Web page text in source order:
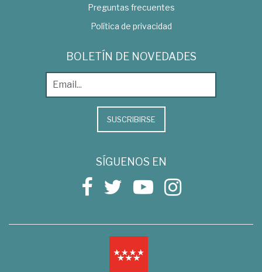
Preguntas frecuentes
Política de privacidad
BOLETÍN DE NOVEDADES
SUSCRIBIRSE
SÍGUENOS EN